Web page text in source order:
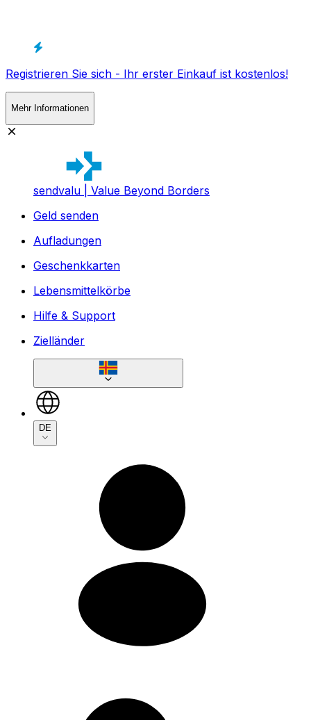
Registrieren Sie sich - Ihr erster Einkauf ist kostenlos!
Mehr Informationen
sendvalu | Value Beyond Borders
Geld senden
Aufladungen
Geschenkkarten
Lebensmittelkörbe
Hilfe & Support
Zielländer
DE